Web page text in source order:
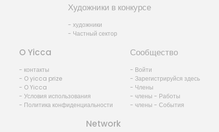
Художники в конкурсе
- художники
- Частный сектор
O Yicca
- контакты
- O yicca prize
- O Yicca
- Условия использования
- Политика конфиденциальности
Сообщество
- Войти
- Зарегистрируйся здесь
- Члены
- члены - Работы
- члены - События
Network